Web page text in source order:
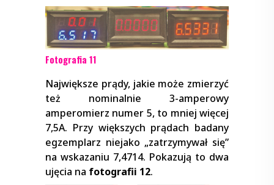
Fotografia 11
Największe prądy, jakie może zmierzyć
też nominalnie 3-amperowy
amperomierz numer 5, to mniej więcej
7,5A. Przy większych prądach badany
egzemplarz niejako „zatrzymywał się”
na wskazaniu 7,4714. Pokazują to dwa
ujęcia na fotografii 12.